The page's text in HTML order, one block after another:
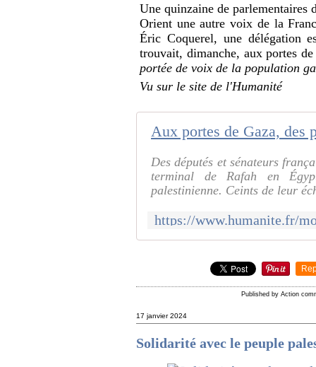
Une quinzaine de parlementaires
Orient une autre voix de la
Éric Coquerel, une délégation
trouvait, dimanche, aux portes
portée de voix de la population
Vu sur le site de l'Humanité
Des députés et sénateurs
terminal de Rafah en
palestinienne. Ceints de leur
Published by Action
17 janvier 2024
Solidarité avec le peuple